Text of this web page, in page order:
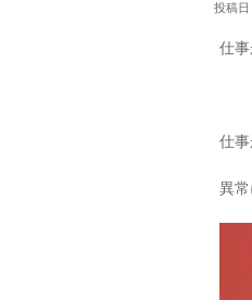
投稿日
仕
仕
異常